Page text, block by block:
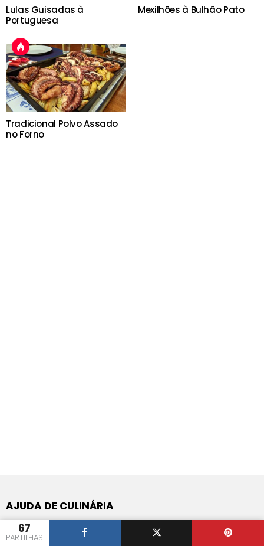
67
PARTILHAS
Lulas Guisadas à
Portuguesa
Mexilhões à Bulhão Pato
Tradicional Polvo Assado
no Forno
AJUDA DE CULINÁRIA
Perguntas e Respostas de Culinária
App de Android do Iguaria